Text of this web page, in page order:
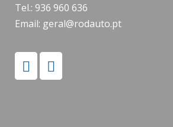
Tel.: 936 960 636
Email: geral@rodauto.pt